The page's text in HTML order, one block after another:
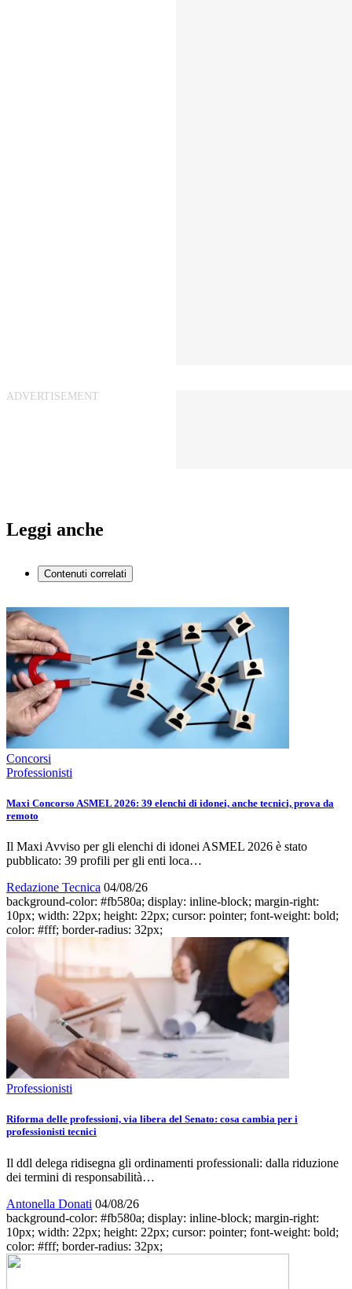
Leggi anche
Contenuti correlati
Concorsi
Professionisti
Maxi Concorso ASMEL 2026: 39 elenchi di idonei, anche tecnici, prova da
remoto
Il Maxi Avviso per gli elenchi di idonei ASMEL 2026 è stato
pubblicato: 39 profili per gli enti loca…
Redazione Tecnica 04/08/26
background-color: #fb580a; display: inline-block; margin-right:
10px; width: 22px; height: 22px; cursor: pointer; font-weight: bold;
color: #fff; border-radius: 32px;
Professionisti
Riforma delle professioni, via libera del Senato: cosa cambia per i
professionisti tecnici
Il ddl delega ridisegna gli ordinamenti professionali: dalla riduzione
dei termini di responsabilità…
Antonella Donati 04/08/26
background-color: #fb580a; display: inline-block; margin-right:
10px; width: 22px; height: 22px; cursor: pointer; font-weight: bold;
color: #fff; border-radius: 32px;